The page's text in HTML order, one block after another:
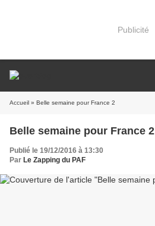
Publicité
Accueil » Belle semaine pour France 2
Belle semaine pour France 2
Publié le 19/12/2016 à 13:30
Par Le Zapping du PAF